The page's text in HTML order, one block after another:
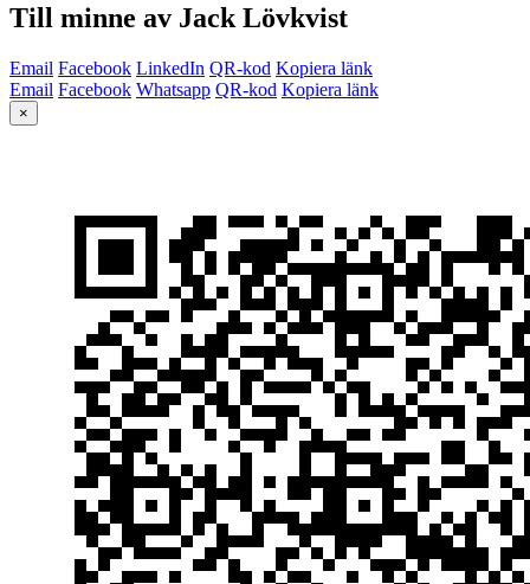
Till minne av Jack Lövkvist
Email Facebook LinkedIn QR-kod Kopiera länk
Email Facebook Whatsapp QR-kod Kopiera länk
×